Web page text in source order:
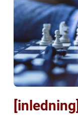
[inledning]